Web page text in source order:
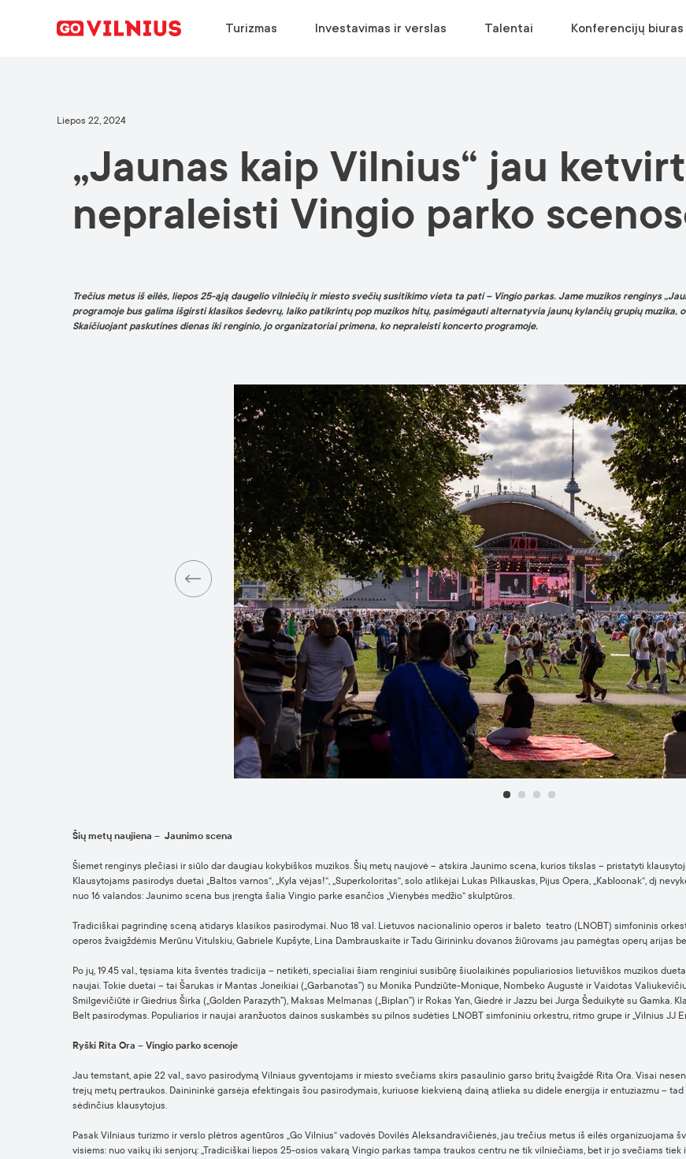
Turizmas
ATRASTI
Kodėl Vilnius?
Renginiai
Europos žalioji sostinė
Maistas ir gėrimai
Muziejai ir galerijos
Pramogos
Panoramos
Parkai
Investavimas ir verslas
VERSLO STEIGIMAS
Kodėl Vilnius?
Pagrindiniai sektoriai
Sėkmės istorijos
Verslo aplinka
Statistika
Talentai
PASIRINKTI
Kodėl Vilnius?
Dirbti Vilniuje
Studijos Vilniuje
Sėkmės istorijos
Įsikurti Vilniuje
Relokacijos gidas
Nemokama konsultacija
Konferencijų biuras
ATRASKITE
Konferencijų kalendorius
Atvykimo gidas
Naujienos
Vietų paieška
Paslaugų paieška
Įvaizdinė medžiaga
Liepos 22, 2024
„Jaunas kaip Vilnius“ jau
nepraleisti Vingio parko
Trečius metus iš eilės, liepos 25-ąją daugelio vilniečių ir miesto svečių susitikimo vieta ta pati – Vingio parkas. Jame muzikos renginys
programoje bus galima išgirsti klasikos šedevrų, laiko patikrintų pop muzikos hitų, pasimėgauti alternatyvia jaunų kylančių grupių
Skaičiuojant paskutines dienas iki renginio, jo organizatoriai primena, ko nepraleisti koncerto programoje.
Šių metų naujiena – Jaunimo scena
Šiemet renginys plečiasi ir siūlo dar daugiau kokybiškos muzikos. Šių metų naujovė – atskira Jaunimo scena, kurios tikslas – pristatyti
Klausytojams pasirodys duetai „Baltos varnos“, „Kyla vėjas!“, „Superkoloritas“, solo atlikėjai Lukas Pilkauskas, Pijus Opera, „Kabloonak“, dj
nuo 16 valandos: Jaunimo scena bus įrengta šalia Vingio parke esančios „Vienybės medžio“ skulptūros.
Tradiciškai pagrindinę sceną atidarys klasikos pasirodymai. Nuo 18 val. Lietuvos nacionalinio operos ir baleto teatro (LNOBT) simfoninis
operos žvaigždėmis Merūnu Vitulskiu, Gabriele Kupšyte, Lina Dambrauskaite ir Tadu Girininku dovanos žiūrovams jau pamėgtas operų arijas
Po jų, 19.45 val., tęsiama kita šventės tradicija – netikėti, specialiai šiam renginiui susibūrę šiuolaikinės populiariosios lietuviškos muzikos
naujai. Tokie duetai – tai Šarukas ir Mantas Joneikiai („Garbanotas”) su Monika Pundziūte-Monique, Nombeko Augustė ir Vaidotas
Smilgevičiūtė ir Giedrius Širka („Golden Parazyth”), Maksas Melmanas („Biplan”) ir Rokas Yan, Giedrė ir Jazzu bei Jurga Šeduikytė su Gamka.
Belt pasirodymas. Populiarios ir naujai aranžuotos dainos suskambės su pilnos sudėties LNOBT simfoniniu orkestru, ritmo grupe ir „Vilnius JJ
Ryški Rita Ora – Vingio parko scenoje
Jau temstant, apie 22 val., savo pasirodymą Vilniaus gyventojams ir miesto svečiams skirs pasaulinio garso britų žvaigždė Rita Ora. Visai
trejų metų pertraukos. Dainininkė garsėja efektingais šou pasirodymais, kuriuose kiekvieną dainą atlieka su didele energija ir entuziazmu –
sėdinčius klausytojus.
Pasak Vilniaus turizmo ir verslo plėtros agentūros „Go Vilnius“ vadovės Dovilės Aleksandravičienės, jau trečius metus iš eilės organizuojama
visiems: nuo vaikų iki senjorų: „Tradiciškai liepos 25-osios vakarą Vingio parkas tampa traukos centru ne tik vilniečiams, bet ir jo svečiams